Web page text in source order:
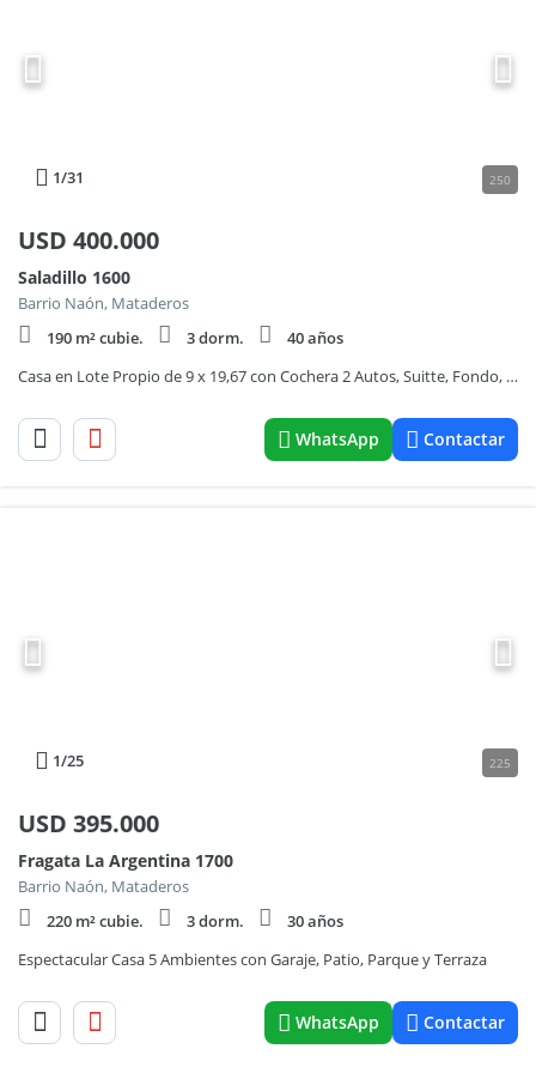
1/31 250
USD 400.000
Saladillo 1600
Barrio Naón, Mataderos
190 m² cubie.
3 dorm.
40 años
Casa en Lote Propio de 9 x 19,67 con Cochera 2 Autos, Suitte, Fondo, Parrilla
WhatsApp Contactar
1/25 225
USD 395.000
Fragata La Argentina 1700
Barrio Naón, Mataderos
220 m² cubie.
3 dorm.
30 años
Espectacular Casa 5 Ambientes con Garaje, Patio, Parque y Terraza
WhatsApp Contactar